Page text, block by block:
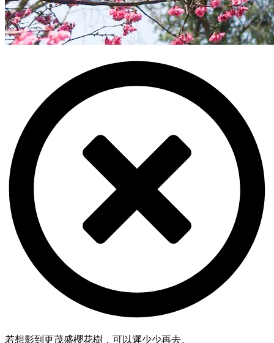
若想影到更茂盛櫻花樹，可以遲少少再去。